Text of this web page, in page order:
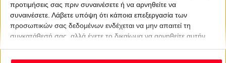
προτιμήσεις σας πριν συναινέσετε ή να αρνηθείτε να
συναινέσετε. Λάβετε υπόψη ότι κάποια επεξεργασία των
προσωπικών σας δεδομένων ενδέχεται να μην απαιτεί τη
συγκατάθεσή σας, αλλά έχετε το δικαίωμα να αρνηθείτε αυτήν